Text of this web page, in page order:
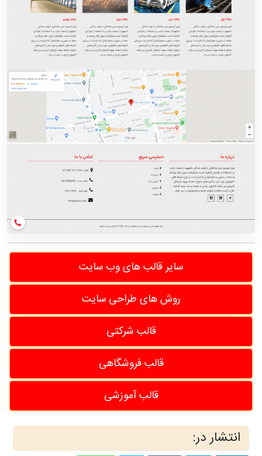
سایر قالب های وب سایت
روش های طراحی سایت
قالب شرکتی
قالب فروشگاهی
قالب آموزشی
انتشار در: